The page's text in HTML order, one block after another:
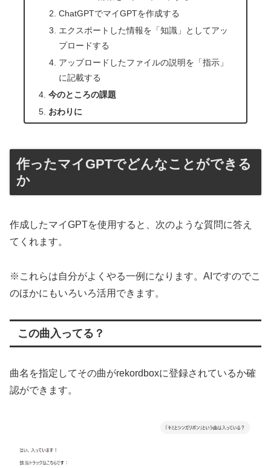
ChatGPTでマイGPTを作成する
エクスポートした情報を「知識」としてアッ
プロードする
アップロードしたファイルの説明を「指示」
に記載する
今のところの課題
おわりに
作ったマイGPTでどんなことができる
か
作成したマイGPTを使用すると、次のような質問に答え
てくれます。
※これらは自分がよくやる一例になります。AIですのでこ
のほかにもいろいろ活用できます。
この曲入ってる？
曲名を指定してその曲がrekordboxに登録されているか確
認ができます。